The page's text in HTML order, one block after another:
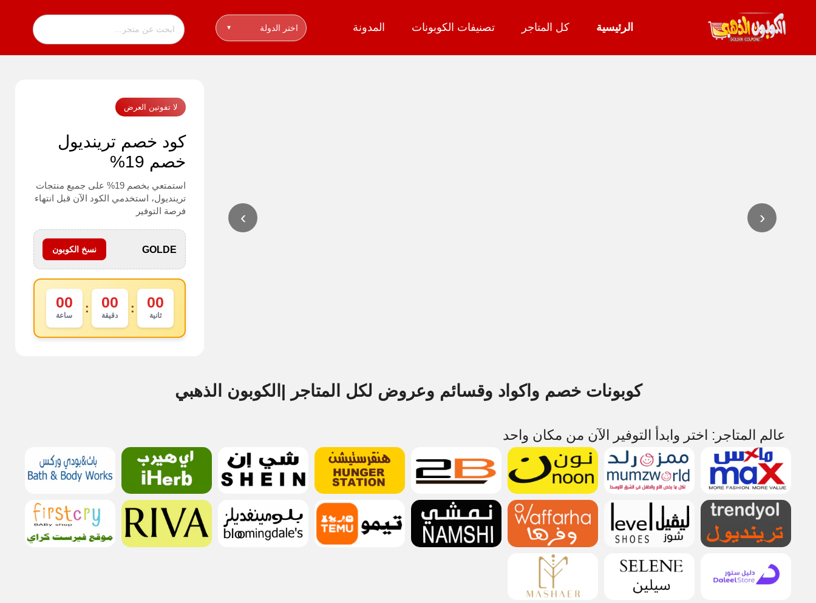
تخطي
المحتوى
الرئيسية كل المتاجر تصنيفات الكوبونات المدونة اختر الدولة ▾
‹
›
لا تفوتين العرض
كود خصم ترينديول
خصم 19%
استمتعي بخصم 19% على جميع منتجات
ترينديول، استخدمي الكود الآن قبل انتهاء
فرصة التوفير
GOLDE نسخ الكوبون
00
ساعة
: 00
دقيقة
: 00
ثانية
كوبونات خصم واكواد وقسائم وعروض لكل المتاجر |الكوبون الذهبي
عالم المتاجر: اختر وابدأ التوفير الآن من مكان واحد